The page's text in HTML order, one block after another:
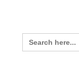
Search
for: